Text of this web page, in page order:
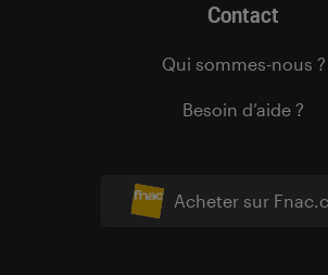
Acheter sur
Contact
Qui sommes-nous ?
Besoin d’aide ?